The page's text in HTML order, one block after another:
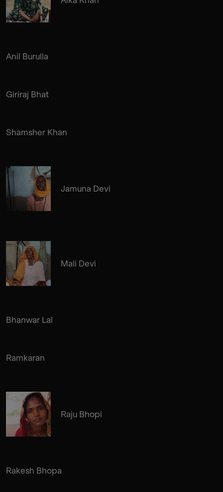
Anil Burulla
Giriraj Bhat
Shamsher Khan
Jamuna Devi
Mali Devi
Bhanwar Lal
Ramkaran
Raju Bhopi
Rakesh Bhopa